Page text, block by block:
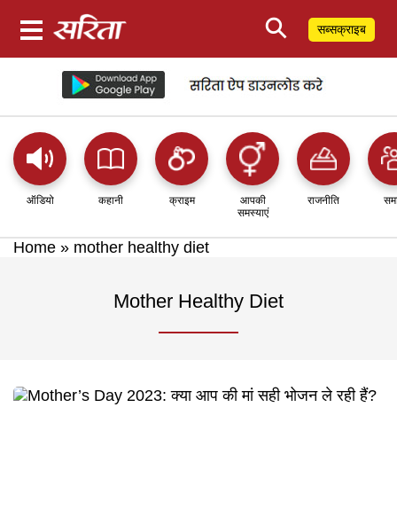
⚲ सब्सक्राइब
ऑडियो कहानी क्राइम
आपकी
समस्याएं
राजनीति
Home » mother healthy diet
Mother Healthy Diet